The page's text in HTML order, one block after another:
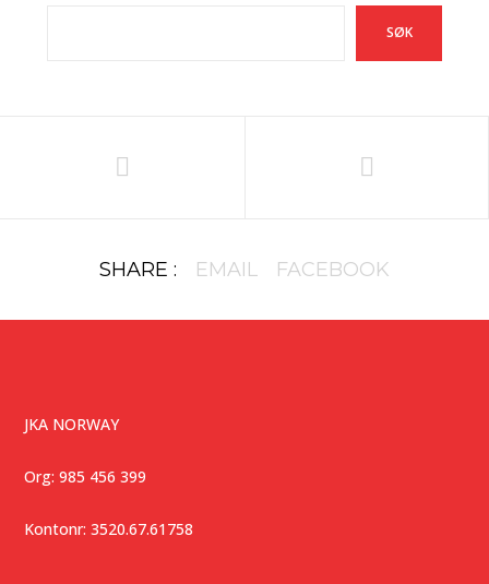
SØK
SHARE : EMAIL FACEBOOK
JKA NORWAY
Org: 985 456 399
Kontonr: 3520.67.61758